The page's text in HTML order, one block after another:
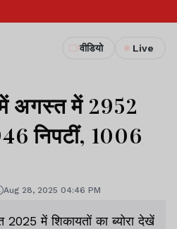
वीडियो Live
में अगस्त में 2952
निपटीं, 1006
Aug 28, 2025 04:46 PM
2025 में शिकायतों का ब्योरा देखें